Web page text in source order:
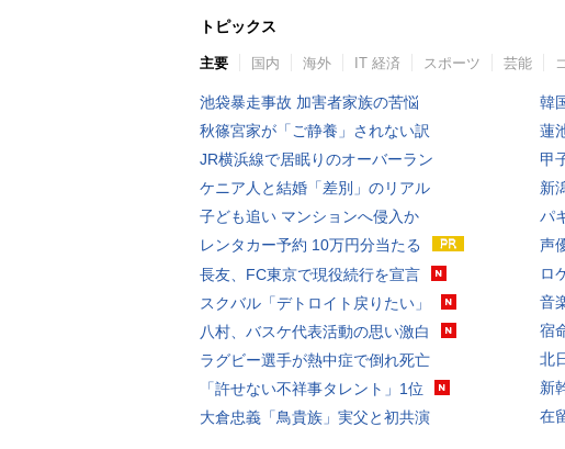
トピックス
主要 国内 海外 IT 経済 スポーツ 芸能
池袋暴走事故 加害者家族の苦悩
秋篠宮家が「ご静養」されない訳
JR横浜線で居眠りのオーバーラン
ケニア人と結婚「差別」のリアル
子ども追い マンションへ侵入か
レンタカー予約 10万円分当たる
長友、FC東京で現役続行を宣言
スクバル「デトロイト戻りたい」
八村、バスケ代表活動の思い激白
ラグビー選手が熱中症で倒れ死亡
「許せない不祥事タレント」1位
大倉忠義「鳥貴族」実父と初共演
韓
蓮
甲
新
パ
声
ロ
音
宿
北
新
在